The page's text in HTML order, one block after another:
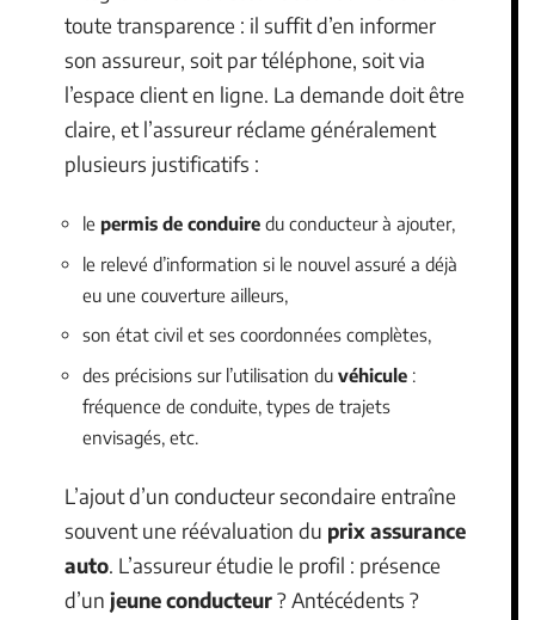
toute transparence : il suffit d’en informer
son assureur, soit par téléphone, soit via
l’espace client en ligne. La demande doit être
claire, et l’assureur réclame généralement
plusieurs justificatifs :
le permis de conduire du conducteur à ajouter,
le relevé d’information si le nouvel assuré a déjà
eu une couverture ailleurs,
son état civil et ses coordonnées complètes,
des précisions sur l’utilisation du véhicule :
fréquence de conduite, types de trajets
envisagés, etc.
L’ajout d’un conducteur secondaire entraîne
souvent une réévaluation du prix assurance
auto. L’assureur étudie le profil : présence
d’un jeune conducteur? Antécédents ?